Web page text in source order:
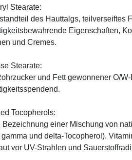
Stearate:
des Hauttalgs, teilverseiftes
Eigenschaften,
und Cremes.
Stearate:
und Fett gewonnener O/
Tocopherols:
Bezeichnung einer Mischung von
gamma und delta-Tocopherol).
vor UV-Strahlen und